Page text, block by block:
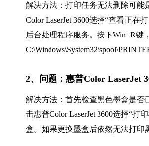
解决方法：打印任务无法删除可能
Color LaserJet 3600选择“查看正
后台处理程序服务。按下Win+R键
2、问题：惠普Color LaserJet
解决方法：首先检查黑色墨盒是否
击惠普Color LaserJet 3600选择“
盒。如果更换墨盒后依然无法打印